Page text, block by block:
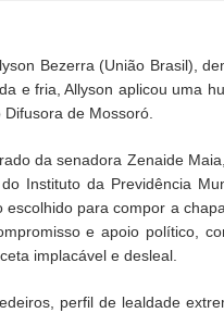
Bezerra (União Brasil),
e fria, Allyson aplicou uma
de Mossoró.
da senadora Zenaide
Instituto da Previdência
para compor a
e apoio político,
implacável e desleal.
perfil de lealdade